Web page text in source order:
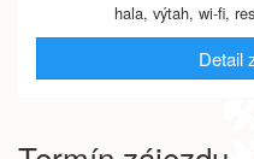
hala, výtah, wi-fi,
Detail